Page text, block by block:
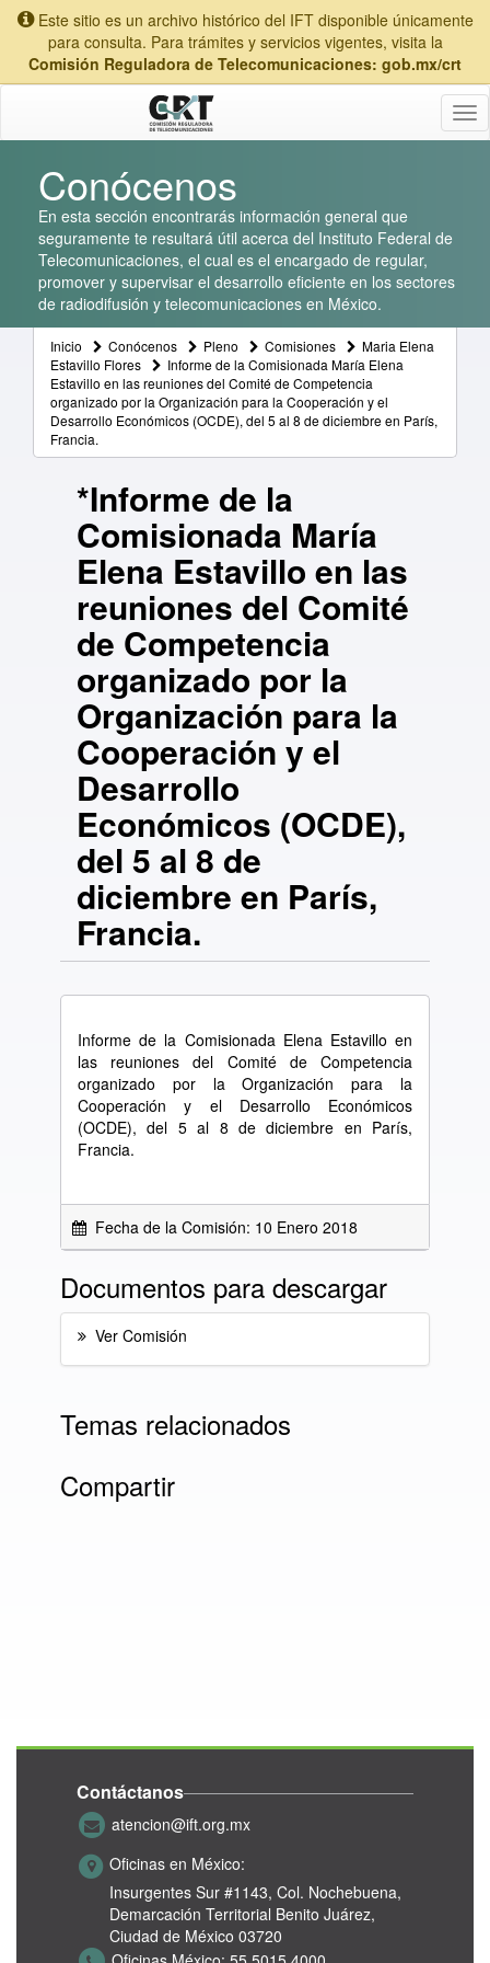
Este sitio es un archivo histórico del IFT disponible únicamente
para consulta. Para trámites y servicios vigentes, visita la
Comisión Reguladora de Telecomunicaciones: gob.mx/crt
Conócenos
En esta sección encontrarás información general que
seguramente te resultará útil acerca del Instituto Federal de
Telecomunicaciones, el cual es el encargado de regular,
promover y supervisar el desarrollo eficiente en los sectores
de radiodifusión y telecomunicaciones en México.
Inicio Conócenos Pleno Comisiones
Maria Elena
Estavillo Flores
Informe de la Comisionada María Elena
Estavillo en las reuniones del Comité de Competencia
organizado por la Organización para la Cooperación y el
Desarrollo Económicos (OCDE), del 5 al 8 de diciembre en París,
Francia.
*Informe de la
Comisionada María
Elena Estavillo en las
reuniones del Comité
de Competencia
organizado por la
Organización para la
Cooperación y el
Desarrollo
Económicos (OCDE),
del 5 al 8 de
diciembre en París,
Francia.
Informe de la Comisionada Elena Estavillo en
las reuniones del Comité de Competencia
organizado por la Organización para la
Cooperación y el Desarrollo Económicos
(OCDE), del 5 al 8 de diciembre en París,
Francia.
Fecha de la Comisión: 10 Enero 2018
Documentos para descargar
Ver Comisión
Temas relacionados
Compartir
Contáctanos
atencion@ift.org.mx
Oficinas en México:
Insurgentes Sur #1143, Col. Nochebuena,
Demarcación Territorial Benito Juárez,
Ciudad de México 03720